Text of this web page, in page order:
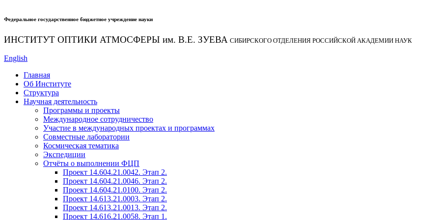
Федеральное государственное бюджетное учреждение науки
ИНСТИТУТ ОПТИКИ АТМОСФЕРЫ им. В.Е. ЗУЕВА СИБИРСКОГО ОТДЕЛЕНИЯ РОССИЙСКОЙ АКАДЕМИИ НАУК
English
Главная
Об Институте
Структура
Научная деятельность
Программы и проекты
Международное сотрудничество
Участие в международных проектах и программах
Совместные лаборатории
Космическая тематика
Экспедиции
Отчёты о выполнении ФЦП
Проект 14.604.21.0042. Этап 2.
Проект 14.604.21.0046. Этап 2.
Проект 14.604.21.0100. Этап 2.
Проект 14.613.21.0003. Этап 2.
Проект 14.613.21.0013. Этап 2.
Проект 14.616.21.0058. Этап 1.